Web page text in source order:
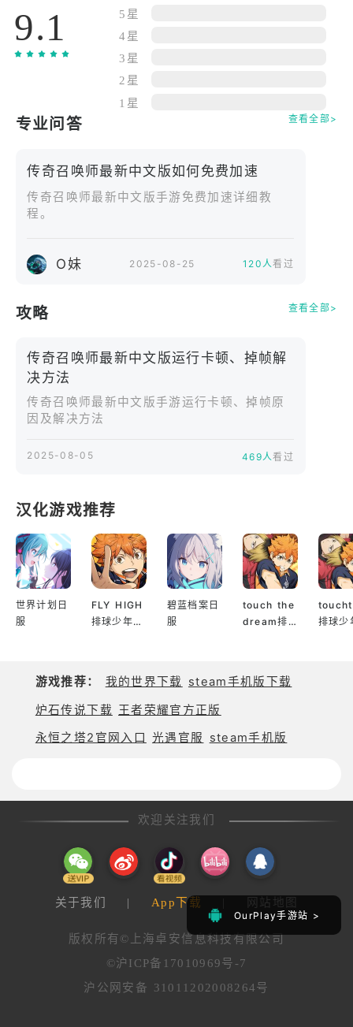
OurPlay手游站 >
机，灵活操作，智斗强敌，开启卡牌对战新体验！​
激情阵营攻防战，冲击跨服排行榜，开启 PVP 竞技
新征程！热血公会团战、抢夺世界 BOSS，全服同屏
实时对战，技能特效清晰呈现，策略交锋酣畅淋漓！​
全新中文界面适配，打造舒适操作体验。个性化英雄
皮肤系统，丰富装饰部件实现外观自由搭配，让每个
伴，组队冒险情谊深厚！有策略有协作，更有荣耀与
成就，这才是真卡牌！​
玩家之间自由交易道具，集市摆摊随心定价，轻松处
竞拍，收集变强轻松实现！​
9.1
5星
4星
3星
2星
1星
专业问答 查看全部>
传奇召唤师最新中文版如何免费加速
传奇召唤师最新中文版手游免费加速详细教
程。
O妹 2025-08-25 120人看过
攻略 查看全部>
传奇召唤师最新中文版运行卡顿、掉帧解
决方法
传奇召唤师最新中文版手游运行卡顿、掉帧原
因及解决方法
2025-08-05 469人看过
汉化游戏推荐
世界计划日
服
FLY HIGH
排球少年日
碧蓝档案日
服
touch the
dream排
排球少
OurPlay手游站 >
游戏推荐： 我的世界下载 steam手机版下载
炉石传说下载 王者荣耀官方正版
永恒之塔2官网入口
光遇官服 steam手机版
欢迎关注我们
关于我们 | App下载 网站地图
版权所有©上海卓安信息科技有限公司
©沪ICP备17010969号-7
沪公网安备 31011202008264号